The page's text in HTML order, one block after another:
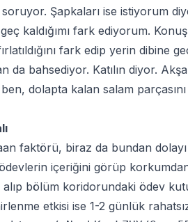
Şapkaları ise istiyorum
kaldığımı fark ediyorum.
fark edip yerin dibine
da bahsediyor. Katılın diyor.
dolapta kalan salam
faktörü, biraz da bundan
içeriğini görüp
alıp bölüm koridorundaki ödev
etkisi ise 1-2 günlük